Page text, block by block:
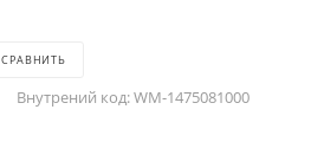
СРАВНИТЬ
Внутрений код:WM-1475081000